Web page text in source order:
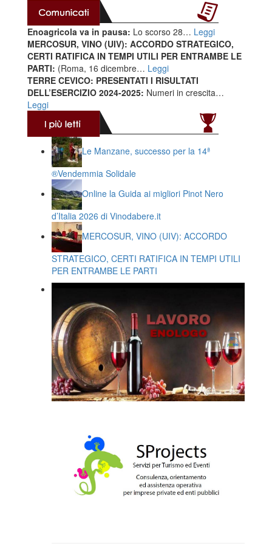
Enoagricola va in pausa: Lo scorso 28… Leggi
MERCOSUR, VINO (UIV): ACCORDO STRATEGICO,
CERTI RATIFICA IN TEMPI UTILI PER ENTRAMBE LE
PARTI: (Roma, 16 dicembre… Leggi
TERRE CEVICO: PRESENTATI I RISULTATI
DELL’ESERCIZIO 2024-2025: Numeri in crescita…
Leggi
Le Manzane, successo per la 14ª
®️Vendemmia Solidale
Online la Guida ai migliori Pinot Nero
d’Italia 2026 di Vinodabere.it
MERCOSUR, VINO (UIV): ACCORDO
STRATEGICO, CERTI RATIFICA IN TEMPI UTILI
PER ENTRAMBE LE PARTI